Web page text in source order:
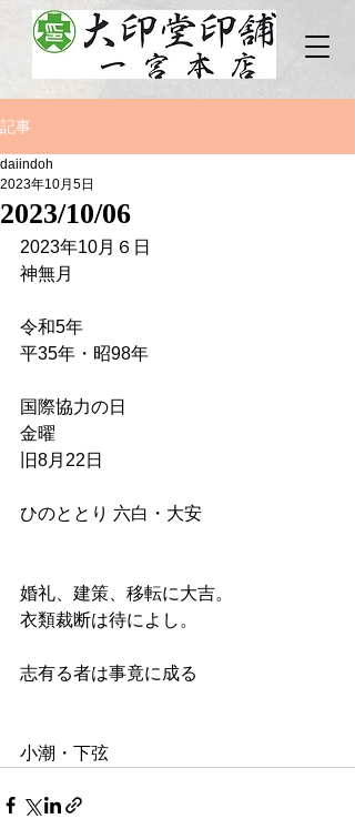
記事
2023/10/06
daiindoh
2023年10月5日
2023年10月６日
神無月
令和5年
平35年・昭98年
国際協力の日
金曜
旧8月22日
ひのととり 六白・大安
婚礼、建策、移転に大吉。
衣類裁断は待によし。
志有る者は事竟に成る
小潮・下弦